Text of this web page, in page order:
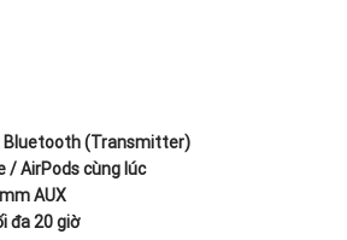
Bluetooth (Transmitter)
/ AirPods cùng lúc
AUX
đa 20 giờ